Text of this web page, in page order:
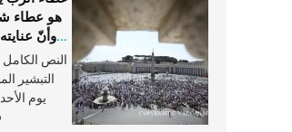
هو عطاء
وأنّ عنايته
تغيب
النص الكامل
التبشير